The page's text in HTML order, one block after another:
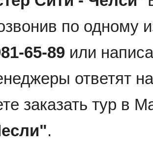
по одному
65-89 или
ответят
заказать тур в
.